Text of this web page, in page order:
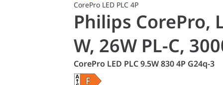
CorePro LED PLC 4P
Philips CorePro,
W, 26W PL-C,
CorePro LED PLC 9.5W 830 4P G24q-3